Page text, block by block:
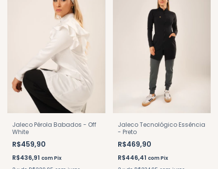
Jaleco Pérola Babados - Off
White
R$459,90
R$436,91 comPix
Jaleco Tecnológico Essência
- Preto
R$469,90
R$446,41 comPix